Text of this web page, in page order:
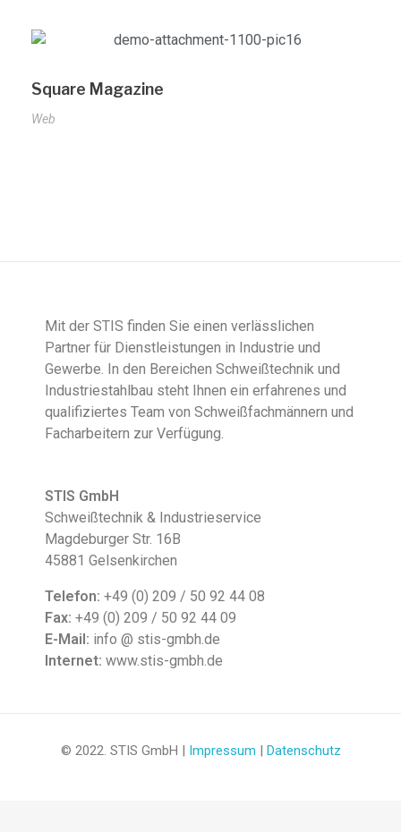
Square Magazine
Web
Mit der STIS finden Sie einen verlässlichen
Partner für Dienstleistungen in Industrie und
Gewerbe. In den Bereichen Schweißtechnik und
Industriestahlbau steht Ihnen ein erfahrenes und
qualifiziertes Team von Schweißfachmännern und
Facharbeitern zur Verfügung.
STIS GmbH
Schweißtechnik & Industrieservice
Magdeburger Str. 16B
45881 Gelsenkirchen
Telefon: +49 (0) 209 / 50 92 44 08
Fax: +49 (0) 209 / 50 92 44 09
E-Mail: info @ stis-gmbh.de
Internet: www.stis-gmbh.de
© 2022. STIS GmbH | Impressum | Datenschutz